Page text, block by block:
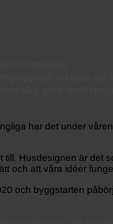
coronatider.
upplevt tidigare
ska göra med
har det under
Husdesignen är
och att våra idéer
och byggstarten